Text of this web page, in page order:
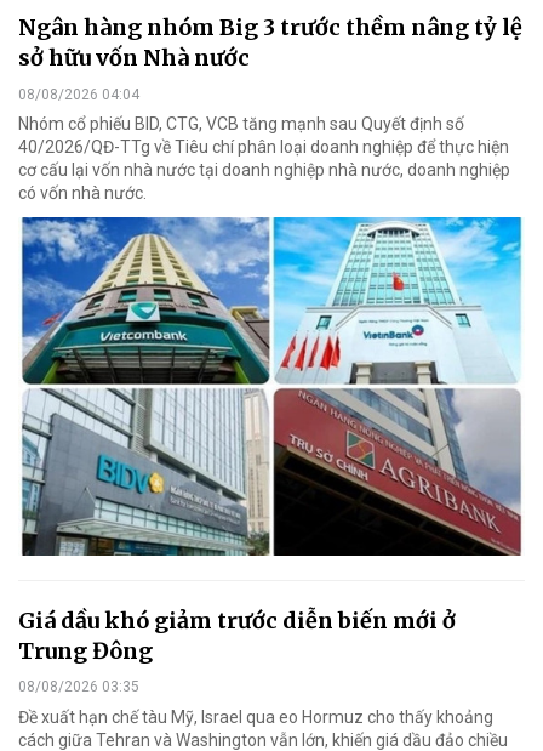
Ngân hàng nhóm Big 3 trước thềm nâng tỷ lệ
sở hữu vốn Nhà nước
08/08/2026 04:04
Nhóm cổ phiếu BID, CTG, VCB tăng mạnh sau Quyết định số
40/2026/QĐ-TTg về Tiêu chí phân loại doanh nghiệp để thực hiện
cơ cấu lại vốn nhà nước tại doanh nghiệp nhà nước, doanh nghiệp
có vốn nhà nước.
Giá dầu khó giảm trước diễn biến mới ở
Trung Đông
08/08/2026 03:35
Đề xuất hạn chế tàu Mỹ, Israel qua eo Hormuz cho thấy khoảng
cách giữa Tehran và Washington vẫn lớn, khiến giá dầu đảo chiều